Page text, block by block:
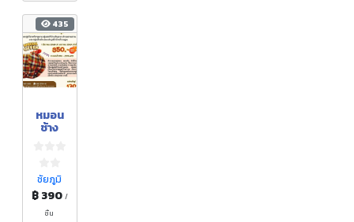
435
หมอน
ช้าง
ชัยภูมิ
฿ 390 /
ชิ้น